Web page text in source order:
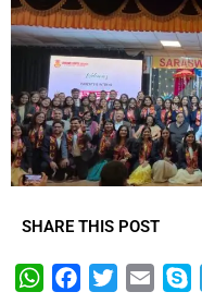
SHARE THIS POST
W